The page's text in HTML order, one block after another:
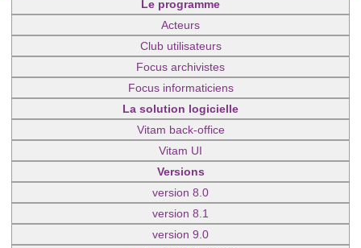
Le programme
Acteurs
Club utilisateurs
Focus archivistes
Focus informaticiens
La solution logicielle
Vitam back-office
Vitam UI
Versions
version 8.0
version 8.1
version 9.0